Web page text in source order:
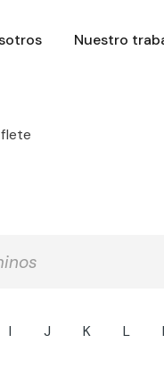
Nuestro
flete
I J K L